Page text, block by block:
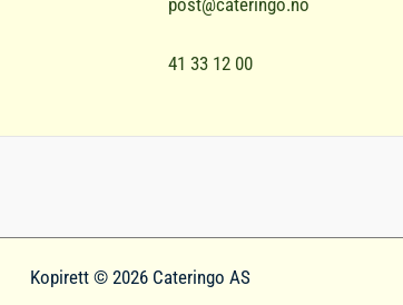
post@cateringo.no
41 33 12 00
Kopirett © 2026 Cateringo AS